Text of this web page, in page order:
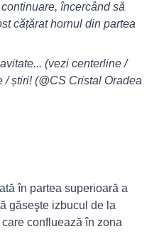
încercând să
cățărat hornul din partea
(vezi centerline /
știri! (@CS Cristal Oradea
în partea superioară a
găseşte izbucul de la
confluează în zona